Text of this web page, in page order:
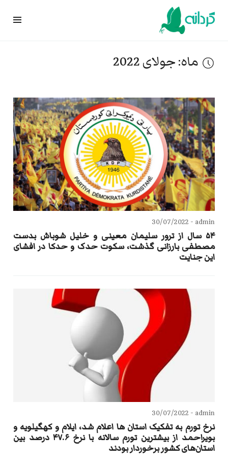
Skip
ماه:جولای 2022
admin -
30/07/2022
۵۴ سال از ترور سلیمان معینی و خلیل شوباش بدست
مصطفی بارزانی گذشت، سکوت حدک و حدکا در افشای
این جنایت
admin -
30/07/2022
نرخ تورم به تفکیک استان ها اعلام شد، ایلام و کهگیلویه و
بویراحمد از بیشترین تورم سالانه با نرخ ۴۷.۶ درصد بین
استان‌های کشور برخوردار بودند